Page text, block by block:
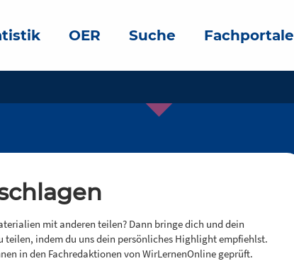
OER Suche Fachportale
mit anderen teilen? Dann bringe dich und dein
teilen, indem du uns dein persönliches Highlight empfiehlst.
in den Fachredaktionen von WirLernenOnline geprüft.